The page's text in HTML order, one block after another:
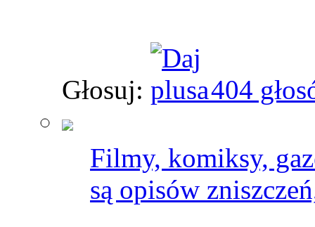
Głosuj: 404
Filmy, komiksy,
są opisów